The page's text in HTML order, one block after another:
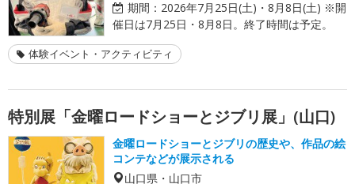
期間： 2026年7月25日(土)・8月8日(土) ※開
催日は7月25日・8月8日。終了時間は予定。
体験イベント・アクティビティ
特別展「金曜ロードショーとジブリ展」(山口)
金曜ロードショーとジブリの歴史や、作品の絵
コンテなどが展示される
山口県・山口市